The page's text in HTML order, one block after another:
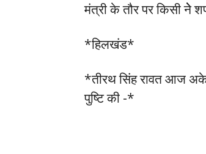
मंत्री के तौर पर किसी नेेे
*हिलखंड*
*तीरथ सिंह रावत आज
पुष्टि की -*